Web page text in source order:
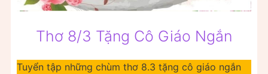
Thơ 8/3 Tặng Cô Giáo Ngắn
Tuyển tập những chùm thơ 8.3 tặng cô giáo ngắn